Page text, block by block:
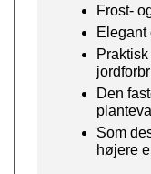
Frost-
Elegant
Den
Som
højere